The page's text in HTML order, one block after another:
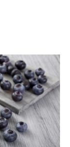
AR (ES)
SUSCRIBITE